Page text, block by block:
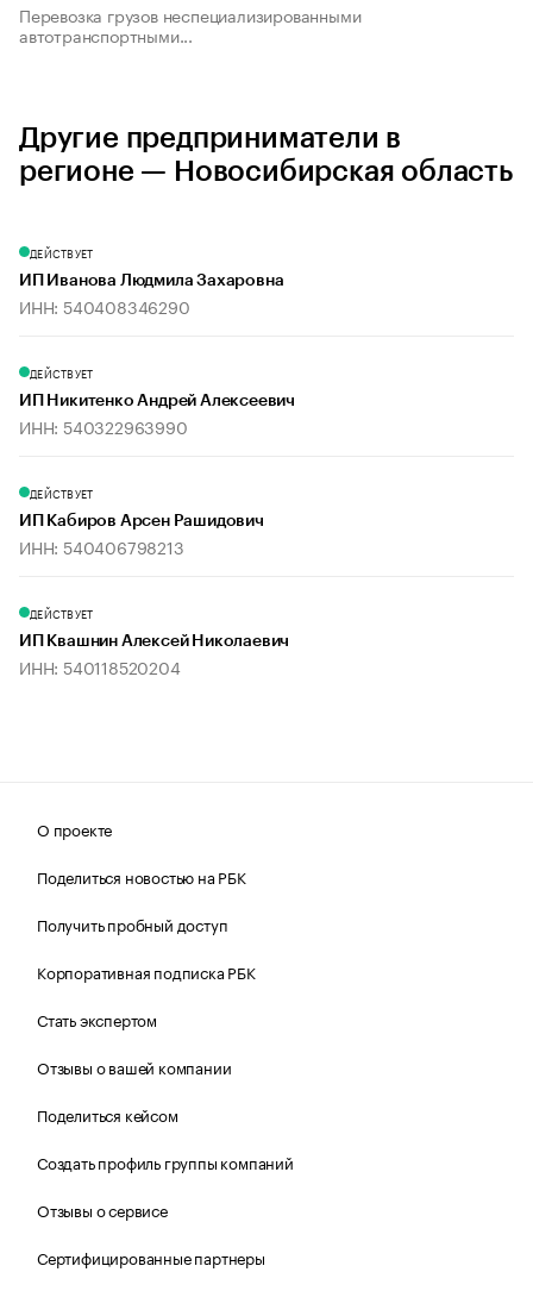
Перевозка грузов неспециализированными
автотранспортными...
Другие предприниматели в
регионе — Новосибирская область
ДЕЙСТВУЕТ
ИП Иванова Людмила Захаровна
ИНН: 540408346290
ДЕЙСТВУЕТ
ИП Никитенко Андрей Алексеевич
ИНН: 540322963990
ДЕЙСТВУЕТ
ИП Кабиров Арсен Рашидович
ИНН: 540406798213
ДЕЙСТВУЕТ
ИП Квашнин Алексей Николаевич
ИНН: 540118520204
О проекте
Поделиться новостью на РБК
Получить пробный доступ
Корпоративная подписка РБК
Стать экспертом
Отзывы о вашей компании
Поделиться кейсом
Создать профиль группы компаний
Отзывы о сервисе
Сертифицированные партнеры